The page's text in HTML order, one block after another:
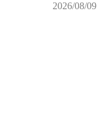
2026/08/09